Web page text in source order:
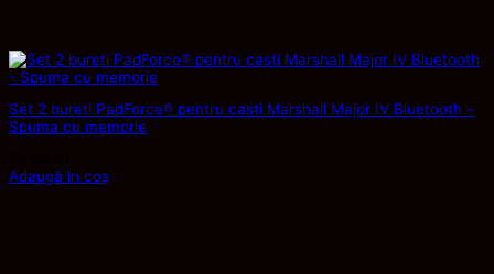
Set 2 bureti PadForce® pentru casti Marshall Major IV Bluetooth –
Spuma cu memorie
Adaugă în coș